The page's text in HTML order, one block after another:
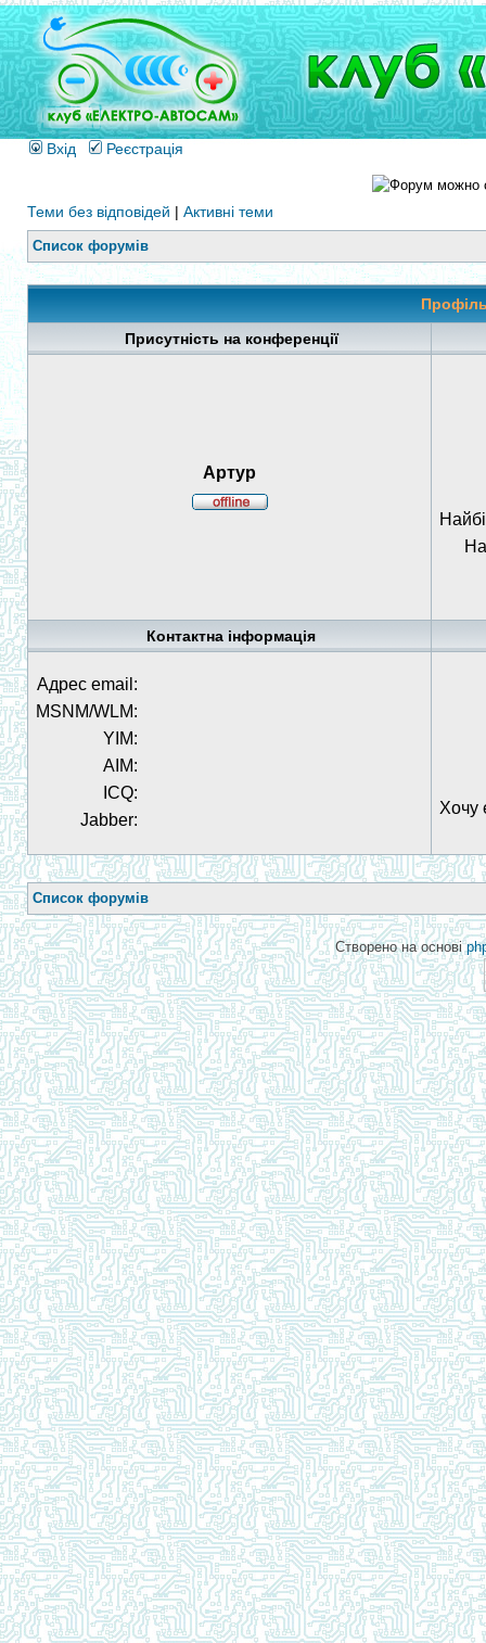
Вхід Реєстрація
Теми без відповідей | Активні теми
Список форумів
Присутність на конференції
Артур
Контактна інформація
Адрес email:
MSNM/WLM:
YIM:
AIM:
ICQ:
Jabber:
Хочу
Список форумів
Створено на основі